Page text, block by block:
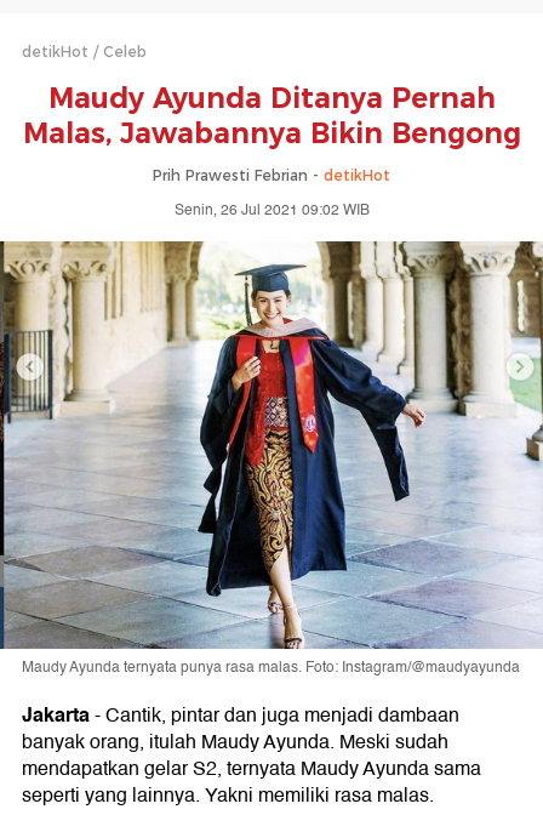
detikHot Celeb
Maudy Ayunda Ditanya Pernah
Malas, Jawabannya Bikin Bengong
Prih Prawesti Febrian - detikHot
Senin, 26 Jul 2021 09:02 WIB
Maudy Ayunda ternyata punya rasa malas. Foto: Instagram/@maudyayunda
Jakarta-Cantik, pintar dan juga menjadi dambaan
banyak orang, itulah Maudy Ayunda. Meski sudah
mendapatkan gelar S2, ternyata Maudy Ayunda sama
seperti yang lainnya. Yakni memiliki rasa malas.